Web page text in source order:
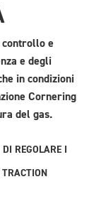
e
e degli
in condizioni
Cornering
del gas.
REGOLARE I
TRACTION